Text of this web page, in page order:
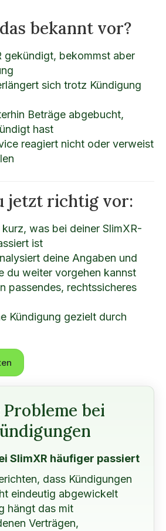
bekannt vor?
gekündigt, bekommst aber
sich trotz Kündigung
Beträge abgebucht,
hast
reagiert nicht oder verweist
jetzt richtig vor:
was bei deiner SlimXR-
ist
deine Angaben und
du weiter vorgehen kannst
passendes, rechtssicheres
Kündigung gezielt durch
bei
SlimXR häufiger passiert
dass Kündigungen
eindeutig abgewickelt
hängt das mit
Verträgen,